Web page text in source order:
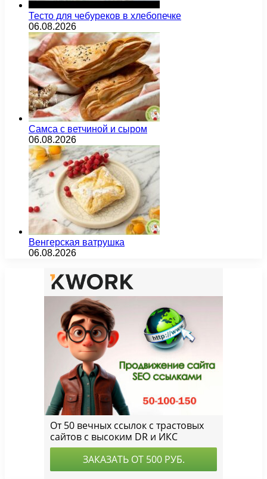
Тесто для чебуреков в хлебопечке
06.08.2026
Самса с ветчиной и сыром
06.08.2026
Венгерская ватрушка
06.08.2026